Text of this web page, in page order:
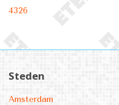
4326
Steden
Amsterdam